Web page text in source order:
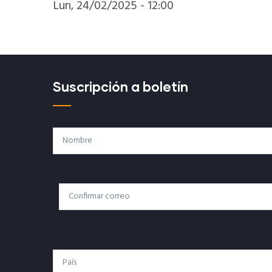
Lun, 24/02/2025 - 12:00
Suscripción a boletín
Nombre
Correo
Electrónico
Correo Electrónico
País